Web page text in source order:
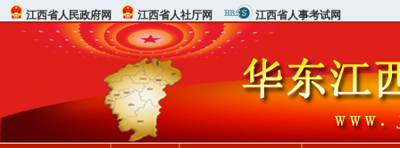
江西省人民政府网 江西省人社厅网 江西省人事考试网